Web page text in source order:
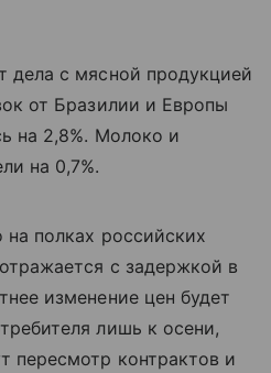
дела с мясной продукцией
от Бразилии и Европы
на 2,8%. Молоко и
на 0,7%.
на полках российских
отражается с задержкой в
изменение цен будет
лишь к осени,
пересмотр контрактов и